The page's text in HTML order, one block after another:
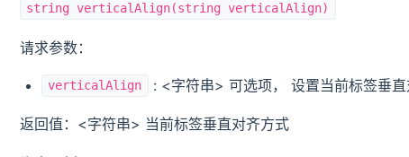
string verticalAlign(string verticalAlign)
请求参数：
verticalAlign : <字符串> 可选项， 设置当前标签垂直
返回值：<字符串> 当前标签垂直对齐方式